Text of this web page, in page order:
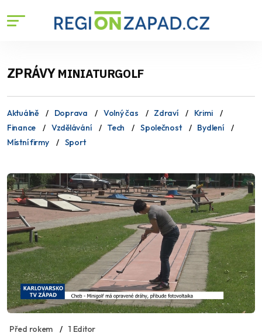
ZPRÁVYMINIATURGOLF
Aktuálně Doprava Volný čas Zdraví
Krimi
Finance
Vzdělávání Tech Společnost
Bydlení
Místní firmy
Sport
Před rokem 1 Editor